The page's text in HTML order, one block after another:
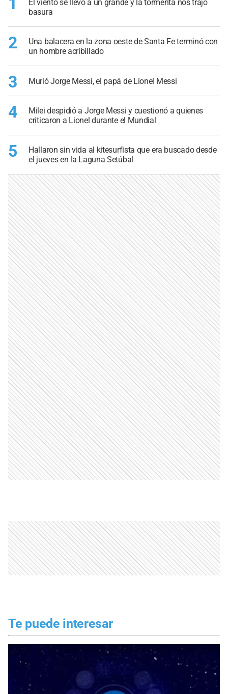
El viento se llevó a un grande y la tormenta nos trajo
basura
2
Una balacera en la zona oeste de Santa Fe terminó con
un hombre acribillado
3 Murió Jorge Messi, el papá de Lionel Messi
4
Milei despidió a Jorge Messi y cuestionó a quienes
criticaron a Lionel durante el Mundial
5
Hallaron sin vida al kitesurfista que era buscado desde
el jueves en la Laguna Setúbal
Te puede interesar